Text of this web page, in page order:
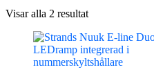
Visar alla 2 resultat